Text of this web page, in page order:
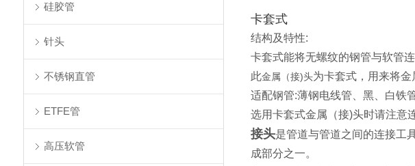
硅胶管
针头
不锈钢直管
ETFE管
高压软管
卡套式
结构及特性:
卡套式能将无螺纹的钢管与软管
此金属（接)头为卡套式，用来将金
适配钢管:薄钢电线管、黑、白铁
选用卡套式金属（接)头时请注意
接头是管道与管道之间的连接工
成部分之一。